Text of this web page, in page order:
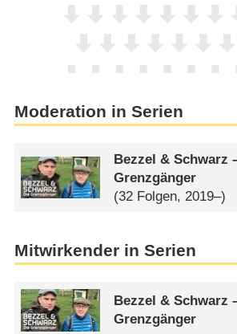
Moderation in Serien
Bezzel & Schwarz
Grenzgänger
(32 Folgen, 2019–)
Mitwirkender in Serien
Bezzel & Schwarz
Grenzgänger